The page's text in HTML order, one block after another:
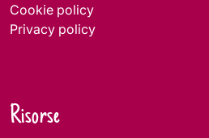
Cookie policy
Privacy policy
Risorse